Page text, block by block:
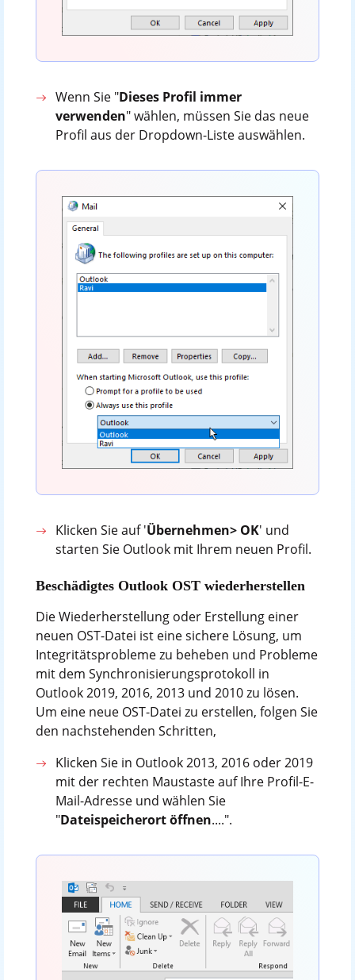
Wenn Sie "Dieses Profil immer
verwenden" wählen, müssen Sie das neue
Profil aus der Dropdown-Liste auswählen.
Klicken Sie auf 'Übernehmen> OK' und
starten Sie Outlook mit Ihrem neuen Profil.
Beschädigtes Outlook OST wiederherstellen
Die Wiederherstellung oder Erstellung einer
neuen OST-Datei ist eine sichere Lösung, um
Integritätsprobleme zu beheben und Probleme
mit dem Synchronisierungsprotokoll in
Outlook 2019, 2016, 2013 und 2010 zu lösen.
Um eine neue OST-Datei zu erstellen, folgen Sie
den nachstehenden Schritten,
Klicken Sie in Outlook 2013, 2016 oder 2019
mit der rechten Maustaste auf Ihre Profil-E-
Mail-Adresse und wählen Sie
"Dateispeicherort öffnen....".